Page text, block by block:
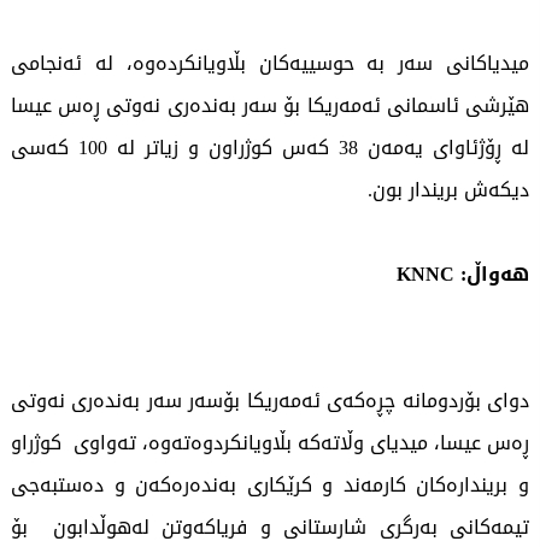
میدیاکانی سەر بە حوسییەکان بڵاویانکردەوە، لە ئەنجامی
هێرشی ئاسمانی ئەمەریکا بۆ سەر بەندەری نەوتی ڕەس عیسا
لە ڕۆژئاوای یەمەن 38 کەس کوژراون و زیاتر لە 100 کەسی
دیکەش بریندار بون.
هەواڵ: KNNC
دوای بۆردومانە چڕەکەی ئەمەریکا بۆسەر سەر بەندەری نەوتی
ڕەس عیسا، میدیای وڵاتەکە بڵاویانکردوەتەوە، تەواوی کوژراو
و بریندارەکان کارمەند و کرێکاری بەندەرەکەن و دەستبەجی
تیمەکانی بەرگری شارستانی و فریاکەوتن لەهوڵدابون بۆ